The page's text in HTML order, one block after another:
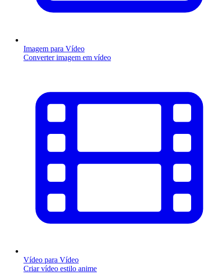
Imagem para Vídeo
Converter imagem em vídeo
Vídeo para Vídeo
Criar vídeo estilo anime